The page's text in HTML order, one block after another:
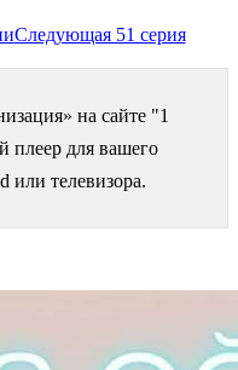
Следующая 51 серия
на сайте "1
для вашего
или телевизора.